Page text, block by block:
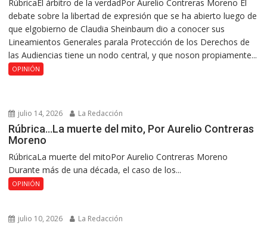
RúbricaEl árbitro de la verdadPor Aurelio Contreras Moreno El
debate sobre la libertad de expresión que se ha abierto luego de
que elgobierno de Claudia Sheinbaum dio a conocer sus
Lineamientos Generales parala Protección de los Derechos de
las Audiencias tiene un nodo central, y que noson propiamente...
OPINIÓN
julio 14, 2026 La Redacción
Rúbrica…La muerte del mito, Por Aurelio Contreras
Moreno
RúbricaLa muerte del mitoPor Aurelio Contreras Moreno
Durante más de una década, el caso de los...
OPINIÓN
julio 10, 2026 La Redacción